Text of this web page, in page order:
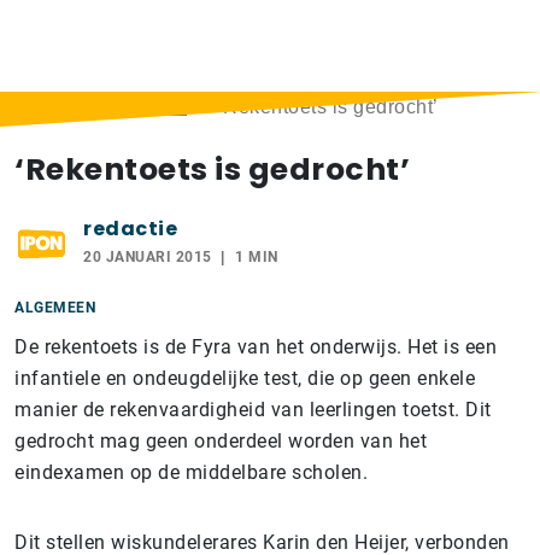
‘Rekentoets is gedrocht’
‘Rekentoets is gedrocht’
redactie
20 JANUARI 2015 1 MIN
ALGEMEEN
De rekentoets is de Fyra van het onderwijs. Het is een
infantiele en ondeugdelijke test, die op geen enkele
manier de rekenvaardigheid van leerlingen toetst. Dit
gedrocht mag geen onderdeel worden van het
eindexamen op de middelbare scholen.
Dit stellen wiskundelerares Karin den Heijer, verbonden